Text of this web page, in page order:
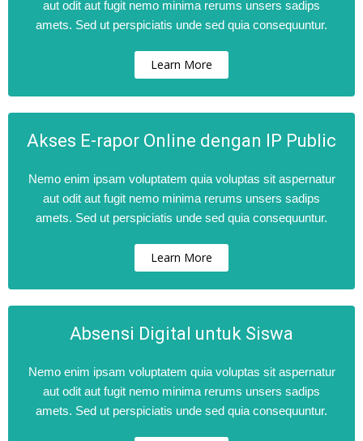
aut odit aut fugit nemo minima rerums unsers sadips
amets. Sed ut perspiciatis unde sed quia consequuntur.
Learn More
Akses E-rapor Online dengan IP Public
Nemo enim ipsam voluptatem quia voluptas sit aspernatur
aut odit aut fugit nemo minima rerums unsers sadips
amets. Sed ut perspiciatis unde sed quia consequuntur.
Learn More
Absensi Digital untuk Siswa
Nemo enim ipsam voluptatem quia voluptas sit aspernatur
aut odit aut fugit nemo minima rerums unsers sadips
amets. Sed ut perspiciatis unde sed quia consequuntur.